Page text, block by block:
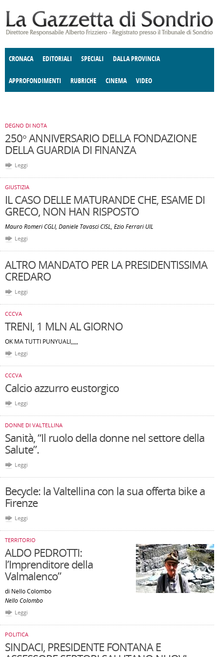
CRONACA EDITORIALI SPECIALI DALLA PROVINCIA
APPROFONDIMENTI
E SPETTACOLI
RUBRICHE
DELLE IDEE FATTI DELLO SPIRITO
CINEMA VIDEO
DEGNO DI NOTA
250° ANNIVERSARIO DELLA FONDAZIONE
DELLA GUARDIA DI FINANZA
Leggi
GIUSTIZIA
IL CASO DELLE MATURANDE CHE, ESAME DI
GRECO, NON HAN RISPOSTO
Mauro Romeri CGLI, Daniele Tavasci CISL, Ezio Ferrari UIL
Leggi
ALTRO MANDATO PER LA PRESIDENTISSIMA
CREDARO
Leggi
CCCVA
TRENI, 1 MLN AL GIORNO
OK MA TUTTI PUNYUALI,,,,,
Leggi
CCCVA
Calcio azzurro eustorgico
Leggi
DONNE DI VALTELLINA
Sanità, “Il ruolo della donne nel settore della
Salute”.
Leggi
Becycle: la Valtellina con la sua offerta bike a
Firenze
Leggi
TERRITORIO
ALDO PEDROTTI:
l’Imprenditore della
Valmalenco”
di Nello Colombo
Nello Colombo
Leggi
POLITICA
SINDACI, PRESIDENTE FONTANA E